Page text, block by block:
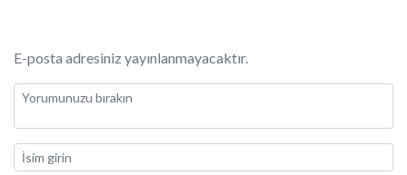
E-posta adresiniz yayınlanmayacaktır.